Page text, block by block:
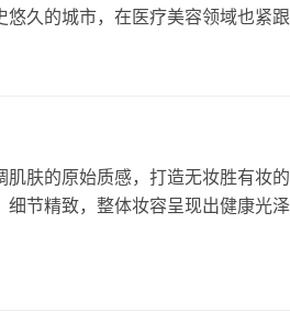
久的城市，在医疗美容领域也紧跟
肤的原始质感，打造无妆胜有妆
节精致，整体妆容呈现出健康光泽